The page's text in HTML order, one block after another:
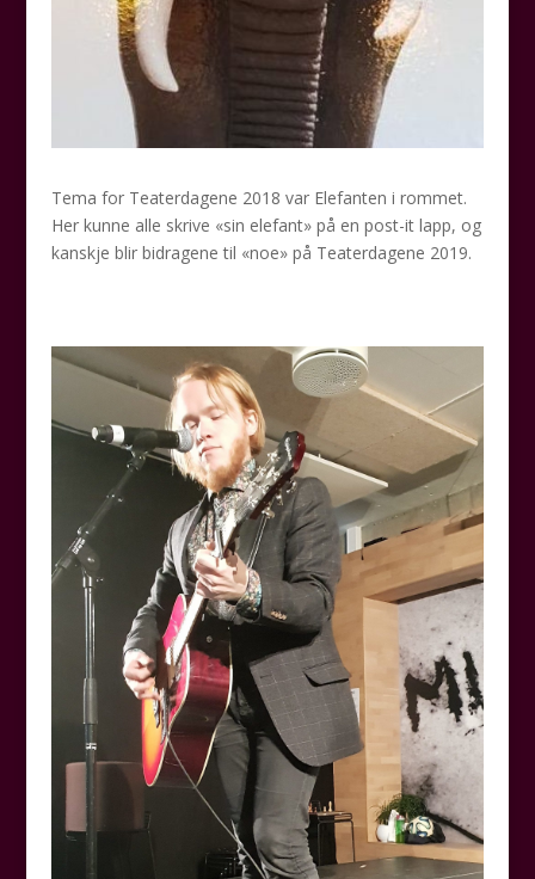
Tema for Teaterdagene 2018 var Elefanten i rommet.
Her kunne alle skrive «sin elefant» på en post-it lapp, og
kanskje blir bidragene til «noe» på Teaterdagene 2019.